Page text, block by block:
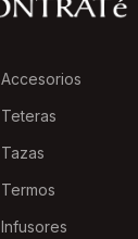
Accesorios
Teteras
Tazas
Termos
Infusores